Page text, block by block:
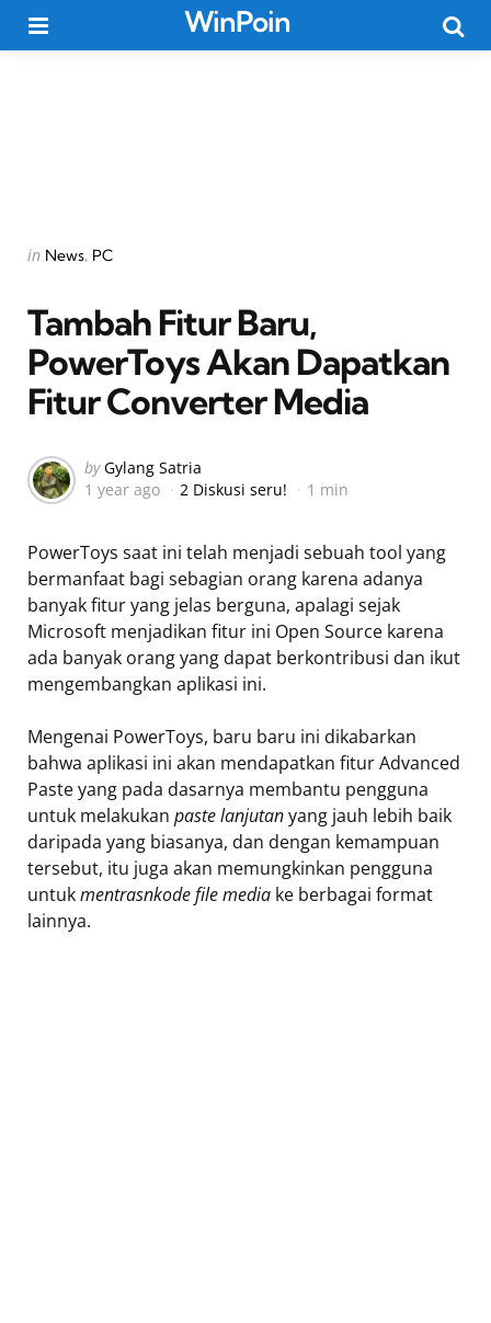
WinPoin
Categories
Posted
in News PC
Tambah Fitur Baru,
PowerToys Akan Dapatkan
Fitur Converter Media
Posted
by
by Gylang Satria
1 year ago
2 Diskusi seru! 1 min
PowerToys saat ini telah menjadi sebuah tool yang
bermanfaat bagi sebagian orang karena adanya
banyak fitur yang jelas berguna, apalagi sejak
Microsoft menjadikan fitur ini Open Source karena
ada banyak orang yang dapat berkontribusi dan ikut
mengembangkan aplikasi ini.
Mengenai PowerToys, baru baru ini dikabarkan
bahwa aplikasi ini akan mendapatkan fitur Advanced
Paste yang pada dasarnya membantu pengguna
untuk melakukan paste lanjutanyang jauh lebih baik
daripada yang biasanya, dan dengan kemampuan
tersebut, itu juga akan memungkinkan pengguna
untukmentrasnkode file media ke berbagai format
lainnya.